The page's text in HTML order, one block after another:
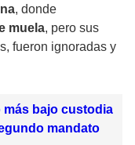
, donde
muela, pero sus
fueron ignoradas y
más bajo custodia
mandato